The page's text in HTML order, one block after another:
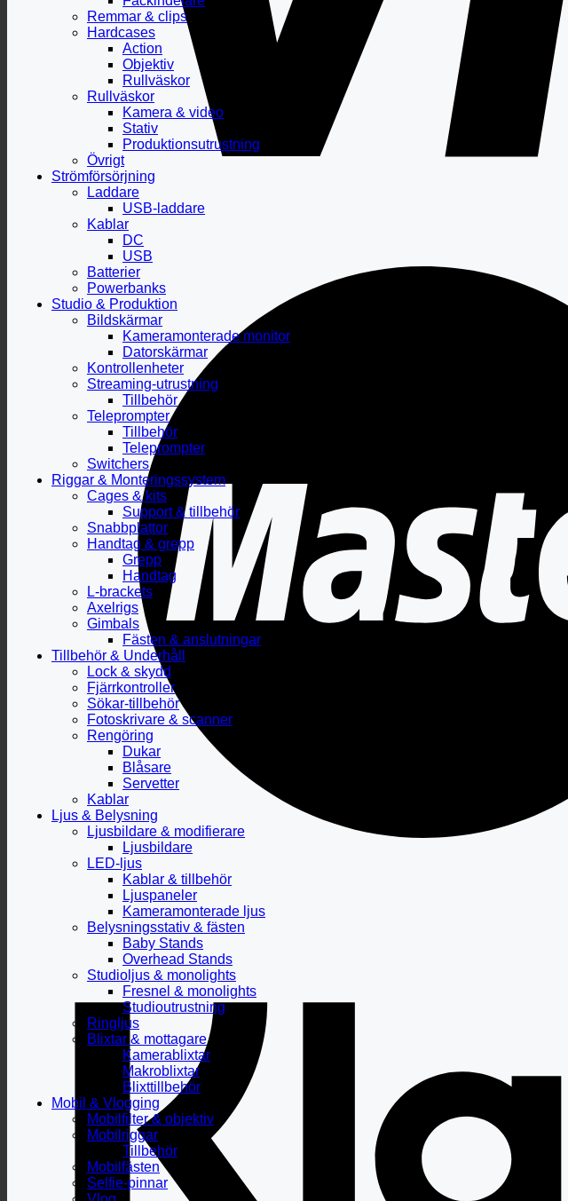
Remmar & clips
Hardcases
Action
Objektiv
Rullväskor
Rullväskor
Kamera & video
Stativ
Produktionsutrustning
Övrigt
Strömförsörjning
Laddare
USB-laddare
Kablar
DC
USB
Batterier
Powerbanks
Studio & Produktion
Bildskärmar
Kameramonterade monitor
Datorskärmar
Kontrollenheter
Streaming-utrustning
Tillbehör
Teleprompter
Tillbehör
Teleprompter
Switchers
Riggar & Monteringssystem
Cages & kits
Support & tillbehör
Snabbplattor
Handtag & grepp
Grepp
Handtag
L-brackets
Axelrigs
Gimbals
Fästen & anslutningar
Tillbehör & Underhåll
Lock & skydd
Fjärrkontroller
Sökar-tillbehör
Fotoskrivare & scanner
Rengöring
Dukar
Blåsare
Servetter
Kablar
Ljus & Belysning
Ljusbildare & modifierare
Ljusbildare
LED-ljus
Kablar & tillbehör
Ljuspaneler
Kameramonterade ljus
Belysningsstativ & fästen
Baby Stands
Overhead Stands
Studioljus & monolights
Fresnel & monolights
Studioutrustning
Ringljus
Blixtar & mottagare
Kamerablixtar
Makroblixtar
Blixttillbehör
Mobil & Vlogging
Mobilfilter & objektiv
Mobilriggar
Tillbehör
Mobilfästen
Selfie-pinnar